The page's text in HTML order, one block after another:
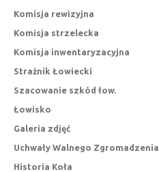
Komisja rewizyjna
Komisja strzelecka
Komisja inwentaryzacyjna
Strażnik Łowiecki
Szacowanie szkód łow.
Łowisko
Galeria zdjęć
Uchwały Walnego Zgromadzenia
Historia Koła